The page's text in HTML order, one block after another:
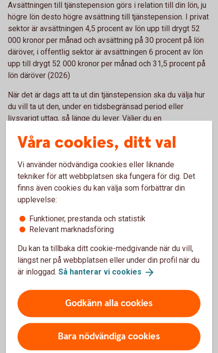
Avsättningen till tjänstepension görs i relation till din lön, ju
högre lön desto högre avsättning till tjänstepension. I privat
sektor är avsättningen 4,5 procent av lön upp till drygt 52
000 kronor per månad och avsättning på 30 procent på lön
däröver, i offentlig sektor är avsättningen 6 procent av lön
upp till drygt 52 000 kronor per månad och 31,5 procent på
lön däröver (2026)
När det är dags att ta ut din tjänstepension ska du välja hur
du vill ta ut den, under en tidsbegränsad period eller
livsvarigt uttag, så länge du lever. Väljer du en
månadsbeloppet bli högre än om du väljer livsvarigt uttag.
Men när de åren har gått är tjänstepensionen slut. Väljer du
livsvarigt uttag blir månadsutbetalningen lägre men du får
pengar varje månad livet ut.
Har du jobbat hos flera olika arbetsgivare som har betalat in
från flera olika håll.
Eget sparande
De flesta som har arbetat heltid ett helt arbetsliv kan räkna
ha högre pension eller kunna vara flexibel med när och hur
du vill gå i pension, kan du även behöva ha ett privat
pensionssparande.
Garantipension
Våra cookies, ditt val
Vi använder nödvändiga cookies eller liknande
tekniker för att webbplatsen ska fungera för dig. Det
finns även cookies du kan välja som förbättrar din
upplevelse:
Funktioner, prestanda och statistik
Relevant marknadsföring
Du kan ta tillbaka ditt cookie-medgivande när du vill,
längst ner på webbplatsen eller under din profil när du
är inloggad. Så hanterar vi cookies
Godkänn alla cookies
Bara nödvändiga cookies